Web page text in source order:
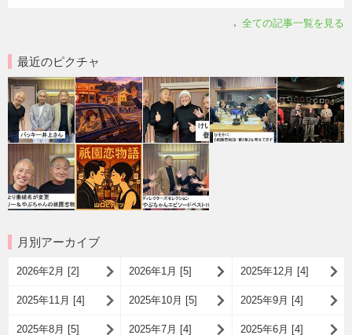
全ての記事一覧を見る
最近のピクチャ
月別アーカイブ
2026年2月 [2] 2026年1月 [5] 2025年12月 [4]
2025年11月 [4] 2025年10月 [5] 2025年9月 [4]
2025年8月 [5] 2025年7月 [4] 2025年6月 [4]